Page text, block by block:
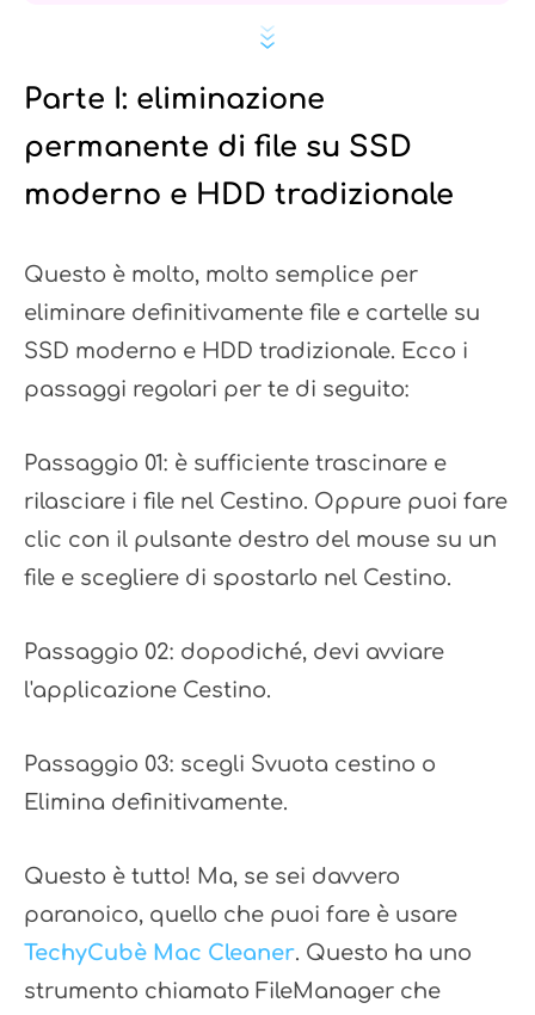
Parte I: eliminazione
permanente di file su SSD
moderno e HDD tradizionale
Questo è molto, molto semplice per
eliminare definitivamente file e cartelle su
SSD moderno e HDD tradizionale. Ecco i
passaggi regolari per te di seguito:
Passaggio 01: è sufficiente trascinare e
rilasciare i file nel Cestino. Oppure puoi fare
clic con il pulsante destro del mouse su un
file e scegliere di spostarlo nel Cestino.
Passaggio 02: dopodiché, devi avviare
l'applicazione Cestino.
Passaggio 03: scegli Svuota cestino o
Elimina definitivamente.
Questo è tutto! Ma, se sei davvero
paranoico, quello che puoi fare è usare
TechyCubè Mac Cleaner. Questo ha uno
strumento chiamato FileManager che